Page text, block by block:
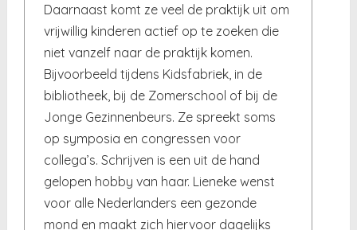
Daarnaast komt ze veel de praktijk uit om
vrijwillig kinderen actief op te zoeken die
niet vanzelf naar de praktijk komen.
Bijvoorbeeld tijdens Kidsfabriek, in de
bibliotheek, bij de Zomerschool of bij de
Jonge Gezinnenbeurs. Ze spreekt soms
op symposia en congressen voor
collega’s. Schrijven is een uit de hand
gelopen hobby van haar. Lieneke wenst
voor alle Nederlanders een gezonde
mond en maakt zich hiervoor dagelijks